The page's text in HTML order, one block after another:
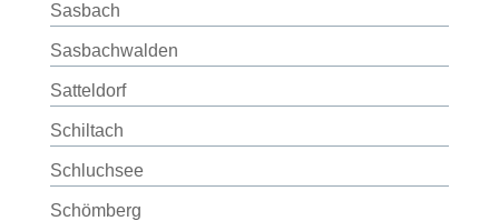
Sasbach
Sasbachwalden
Satteldorf
Schiltach
Schluchsee
Schömberg